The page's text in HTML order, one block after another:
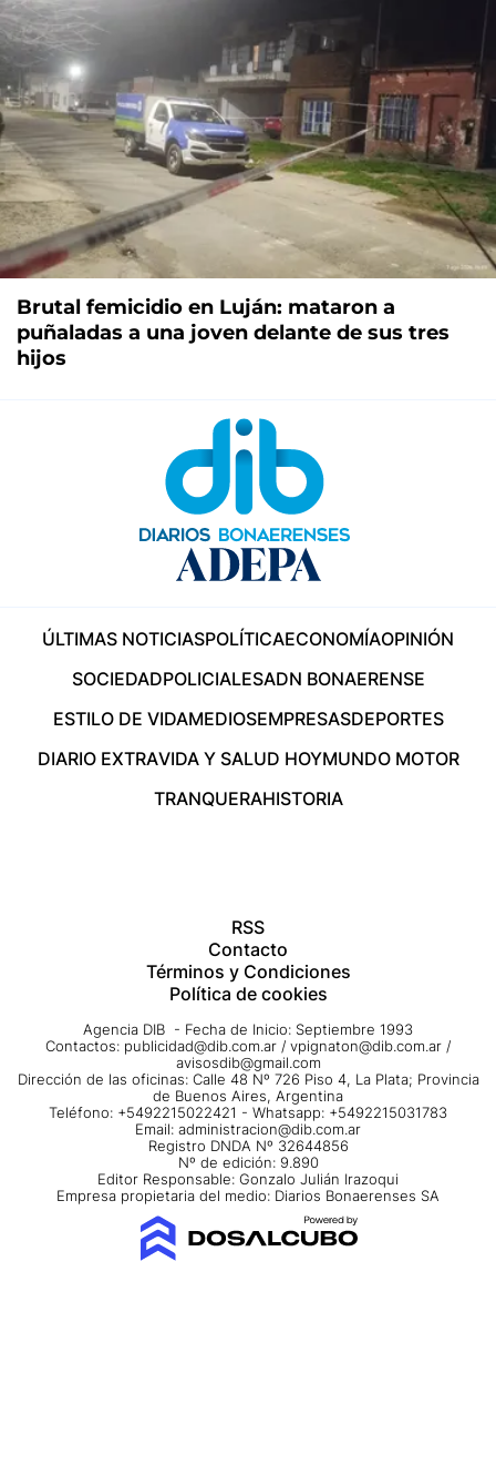
Brutal femicidio en Luján: mataron a
puñaladas a una joven delante de sus tres
hijos
ÚLTIMAS NOTICIASPOLÍTICAECONOMÍAOPINIÓN
SOCIEDADPOLICIALESADN BONAERENSE
ESTILO DE VIDAMEDIOSEMPRESASDEPORTES
DIARIO EXTRAVIDA Y SALUD HOYMUNDO MOTOR
TRANQUERAHISTORIA
RSS
Contacto
Términos y Condiciones
Política de cookies
Agencia DIB - Fecha de Inicio: Septiembre 1993
Contactos: publicidad@dib.com.ar / vpignaton@dib.com.ar /
avisosdib@gmail.com
Dirección de las oficinas: Calle 48 Nº 726 Piso 4, La Plata; Provincia
de Buenos Aires, Argentina
Teléfono: +5492215022421 - Whatsapp: +5492215031783
Email: administracion@dib.com.ar
Registro DNDA Nº 32644856
Nº de edición: 9.890
Editor Responsable: Gonzalo Julián Irazoqui
Empresa propietaria del medio: Diarios Bonaerenses SA